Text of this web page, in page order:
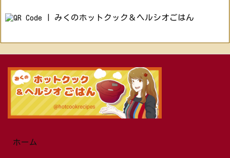
ホーム